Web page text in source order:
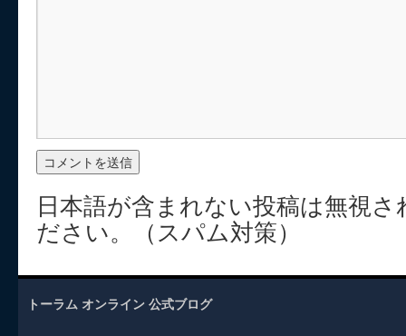
日本語が含まれない投稿は無視
ださい。（スパム対策）
トーラム オンライン 公式ブログ